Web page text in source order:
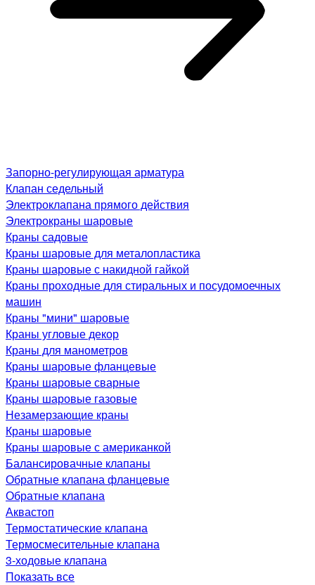
Запорно-регулирующая арматура
Клапан седельный
Электроклапана прямого действия
Электрокраны шаровые
Краны садовые
Краны шаровые для металопластика
Краны шаровые с накидной гайкой
Краны проходные для стиральных и посудомоечных
машин
Краны "мини" шаровые
Краны угловые декор
Краны для манометров
Краны шаровые фланцевые
Краны шаровые сварные
Краны шаровые газовые
Незамерзающие краны
Краны шаровые
Краны шаровые с американкой
Балансировачные клапаны
Обратные клапана фланцевые
Обратные клапана
Аквастоп
Термостатические клапана
Термосмесительные клапана
3-ходовые клапана
Показать все